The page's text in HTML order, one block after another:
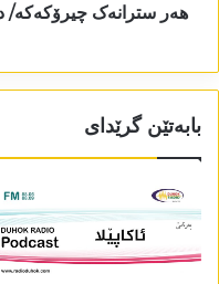
بابەتێن گرێدای